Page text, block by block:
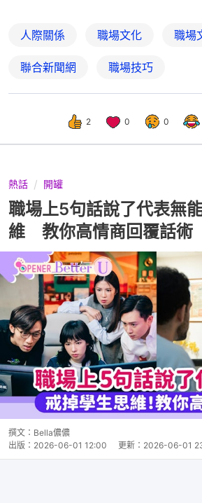
人際關係 職場文化 職場
聯合新聞網 職場技巧
2 0 0
熱話 開罐
職場上5句話說了代表無
維 教你高情商回覆話術
撰文： Bella儂儂
出版： 2026-06-01 12:00 更新： 2026-06-01